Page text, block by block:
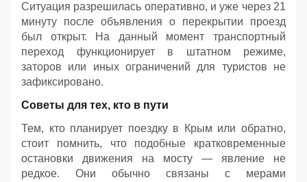
Ситуация разрешилась оперативно, и уже через 21
минуту после объявления о перекрытии проезд
был открыт. На данный момент транспортный
переход функционирует в штатном режиме,
заторов или иных ограничений для туристов не
зафиксировано.
Советы для тех, кто в пути
Тем, кто планирует поездку в Крым или обратно,
стоит помнить, что подобные кратковременные
остановки движения на мосту — явление не
редкое. Они обычно связаны с мерами